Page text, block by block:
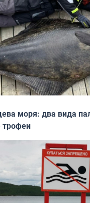
моря: два вида
трофеи